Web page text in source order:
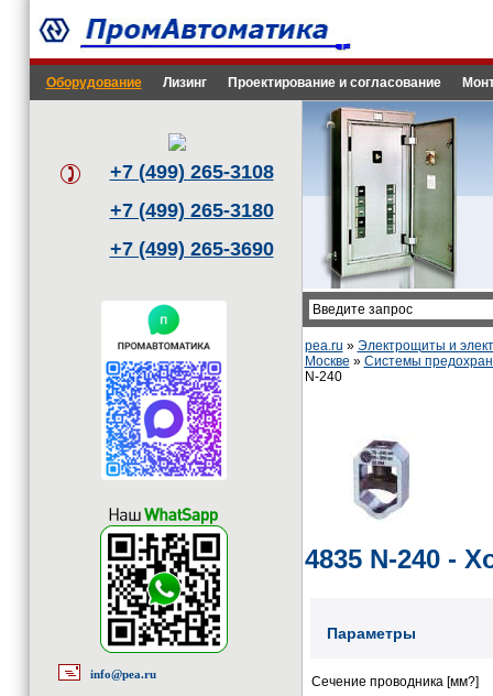
Оборудование Лизинг Проектирование и согласование
+7 (499) 265-3108
+7 (499) 265-3180
+7 (499) 265-3690
info@pea.ru
pea.ru » Электрощиты и
Москве » Системы
N-240
4835 N-240 -
Параметры
Сечение проводника [мм?]